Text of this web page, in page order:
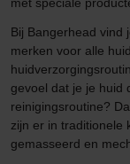
Bij Bangerhead vind
merken voor alle
gevoel dat je je huid
reinigingsroutine?
zijn er in traditionele
gemasseerd en